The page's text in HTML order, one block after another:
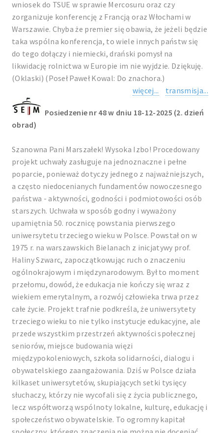
wniosek do TSUE w sprawie Mercosuru oraz czy
zorganizuje konferencję z Francją oraz Włochami w
Warszawie. Chyba że premier się obawia, że jeżeli będzie
taka wspólna konferencja, to wiele innych państw się
do tego dołączy i niemiecki, drański pomysł na
likwidację rolnictwa w Europie im nie wyjdzie. Dziękuję.
(Oklaski) (Poseł Paweł Kowal: Do znachora.)
więcej...
transmisja...
Posiedzenie nr 48 w dniu 18-12-2025 (2. dzień
obrad)
Szanowna Pani Marszałek! Wysoka Izbo! Procedowany
projekt uchwały zasługuje na jednoznaczne i pełne
poparcie, ponieważ dotyczy jednego z najważniejszych,
a często niedocenianych fundamentów nowoczesnego
państwa - aktywności, godności i podmiotowości osób
starszych. Uchwała w sposób godny i wyważony
upamiętnia 50. rocznicę powstania pierwszego
uniwersytetu trzeciego wieku w Polsce. Powstał on w
1975 r. na warszawskich Bielanach z inicjatywy prof.
Haliny Szwarc, zapoczątkowując ruch o znaczeniu
ogólnokrajowym i międzynarodowym. Był to moment
przełomu, dowód, że edukacja nie kończy się wraz z
wiekiem emerytalnym, a rozwój człowieka trwa przez
całe życie. Projekt trafnie podkreśla, że uniwersytety
trzeciego wieku to nie tylko instytucje edukacyjne, ale
przede wszystkim przestrzeń aktywności społecznej
seniorów, miejsce budowania więzi
międzypokoleniowych, szkoła solidarności, dialogu i
obywatelskiego zaangażowania. Dziś w Polsce działa
kilkaset uniwersytetów, skupiających setki tysięcy
słuchaczy, którzy nie wycofali się z życia publicznego,
lecz współtworzą wspólnoty lokalne, kulturę, edukację i
społeczeństwo obywatelskie. To ogromny kapitał